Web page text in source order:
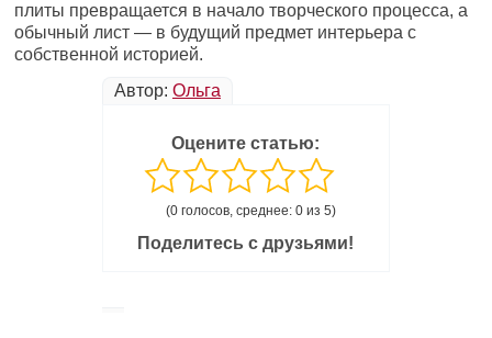
плиты превращается в начало творческого процесса, а
обычный лист — в будущий предмет интерьера с
собственной историей.
Автор: Ольга
Оцените статью:
(0 голосов, среднее: 0 из 5)
Поделитесь с друзьями!